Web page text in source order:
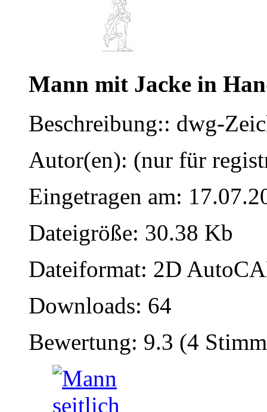
Mann mit Jacke in
Beschreibung:: dwg-
Autor(en): (nur für
Eingetragen am:
Dateigröße: 30.38 Kb
Dateiformat: 2D
Downloads: 64
Bewertung: 9.3 (4